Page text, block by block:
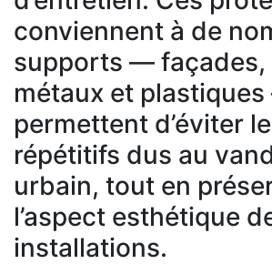
conviennent à de
supports — façades,
métaux et
permettent d’éviter
répétitifs dus au
urbain, tout en
l’aspect esthétique
installations.